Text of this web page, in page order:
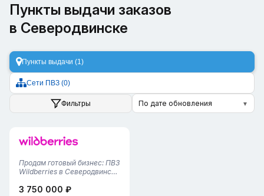
Пункты выдачи заказов
в Северодвинске
Пункты выдачи (1)
Сети ПВЗ (0)
Фильтры По дате обновления ▼
Продам готовый бизнес: ПВЗ
Wildberries в Северодвинске
купить этот ПВЗ:1. Выгодный
3 750 000 ₽